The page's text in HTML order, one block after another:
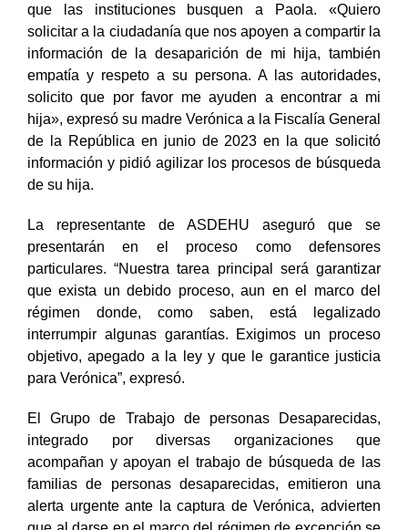
que las instituciones busquen a Paola. «Quiero
solicitar a la ciudadanía que nos apoyen a compartir la
información de la desaparición de mi hija, también
empatía y respeto a su persona. A las autoridades,
solicito que por favor me ayuden a encontrar a mi
hija», expresó su madre Verónica a la Fiscalía General
de la República en junio de 2023 en la que solicitó
información y pidió agilizar los procesos de búsqueda
de su hija.
La representante de ASDEHU aseguró que se
presentarán en el proceso como defensores
particulares. “Nuestra tarea principal será garantizar
que exista un debido proceso, aun en el marco del
régimen donde, como saben, está legalizado
interrumpir algunas garantías. Exigimos un proceso
objetivo, apegado a la ley y que le garantice justicia
para Verónica”, expresó.
El Grupo de Trabajo de personas Desaparecidas,
integrado por diversas organizaciones que
acompañan y apoyan el trabajo de búsqueda de las
familias de personas desaparecidas, emitieron una
alerta urgente ante la captura de Verónica, advierten